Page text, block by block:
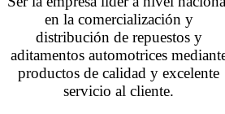
en la comercialización y
distribución de repuestos y
aditamentos automotrices
productos de calidad y excelente
servicio al cliente.